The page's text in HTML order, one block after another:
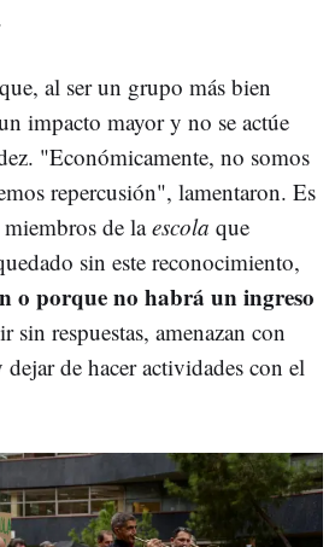
al ser un grupo más bien
impacto mayor y no se actúe
"Económicamente, no somos
repercusión", lamentaron. Es
de laescola que
sin este reconocimiento,
o porque no habrá un ingreso
sin respuestas, amenazan con
de hacer actividades con el